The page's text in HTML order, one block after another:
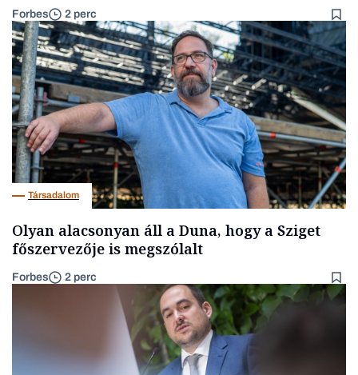
Forbes 2 perc
Társadalom
Olyan alacsonyan áll a Duna, hogy a Sziget
főszervezője is megszólalt
Forbes 2 perc